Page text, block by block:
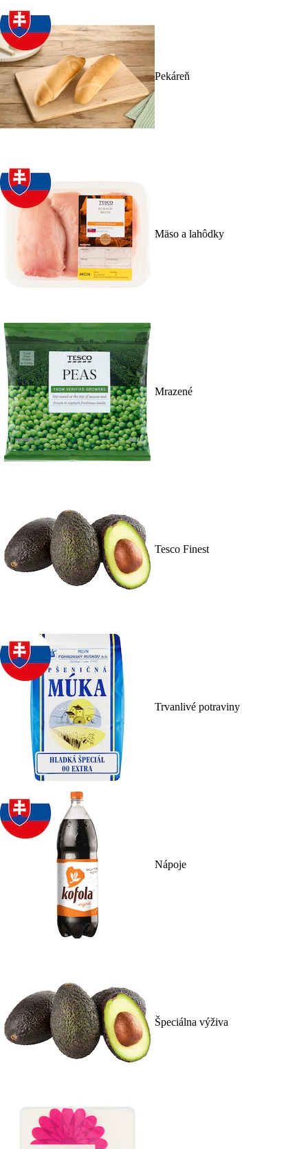
Pekáreň
Mäso a lahôdky
Mrazené
Tesco Finest
Trvanlivé potraviny
Nápoje
Špeciálna výživa